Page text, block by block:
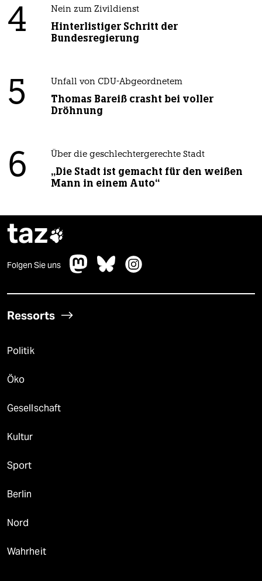
4 Nein zum Zivildienst
Hinterlistiger Schritt der
Bundesregierung
5 Unfall von CDU-Abgeordnetem
Thomas Bareiß crasht bei voller
Dröhnung
6 Über die geschlechtergerechte Stadt
„Die Stadt ist gemacht für den weißen
Mann in einem Auto“
taz
Folgen Sie uns
Ressorts
Politik
Öko
Gesellschaft
Kultur
Sport
Berlin
Nord
Wahrheit